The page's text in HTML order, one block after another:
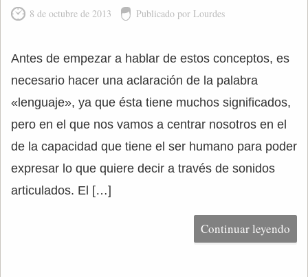
8 de octubre de 2013 Publicado por Lourdes
Antes de empezar a hablar de estos conceptos, es
necesario hacer una aclaración de la palabra
«lenguaje», ya que ésta tiene muchos significados,
pero en el que nos vamos a centrar nosotros en el
de la capacidad que tiene el ser humano para poder
expresar lo que quiere decir a través de sonidos
articulados. El […]
Continuar leyendo